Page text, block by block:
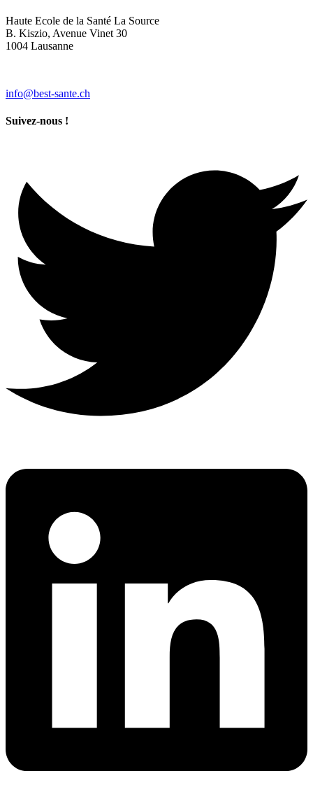
Haute Ecole de la Santé La Source
B. Kiszio, Avenue Vinet 30
1004 Lausanne
info@best-sante.ch
Suivez-nous !